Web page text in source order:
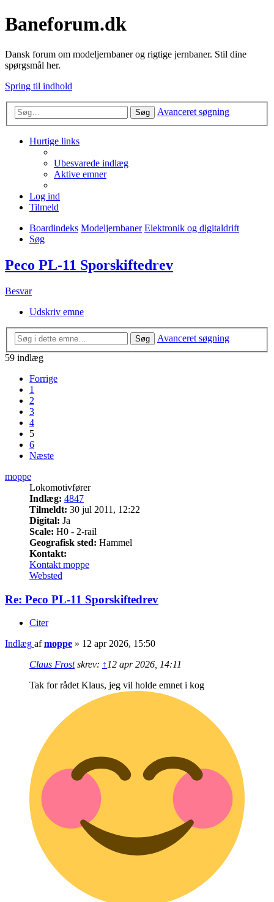
Baneforum.dk
Dansk forum om modeljernbaner og rigtige jernbaner. Stil dine
spørgsmål her.
Spring til indhold
Søg Avanceret søgning
Hurtige links
Ubesvarede indlæg
Aktive emner
Log ind
Tilmeld
Boardindeks Modeljernbaner Elektronik og digitaldrift
Søg
Peco PL-11 Sporskiftedrev
Besvar
Udskriv emne
Søg
Avanceret søgning
59 indlæg
Forrige
1
2
3
4
5
6
Næste
moppe
Lokomotivfører
Indlæg: 4847
Tilmeldt: 30 jul 2011, 12:22
Digital: Ja
Scale: H0 - 2-rail
Geografisk sted: Hammel
Kontakt:
Kontakt moppe
Websted
Re: Peco PL-11 Sporskiftedrev
Citer
Indlæg afmoppe » 12 apr 2026, 15:50
Claus Frostskrev: ↑ 12 apr 2026, 14:11
Tak for rådet Klaus, jeg vil holde emnet i kog